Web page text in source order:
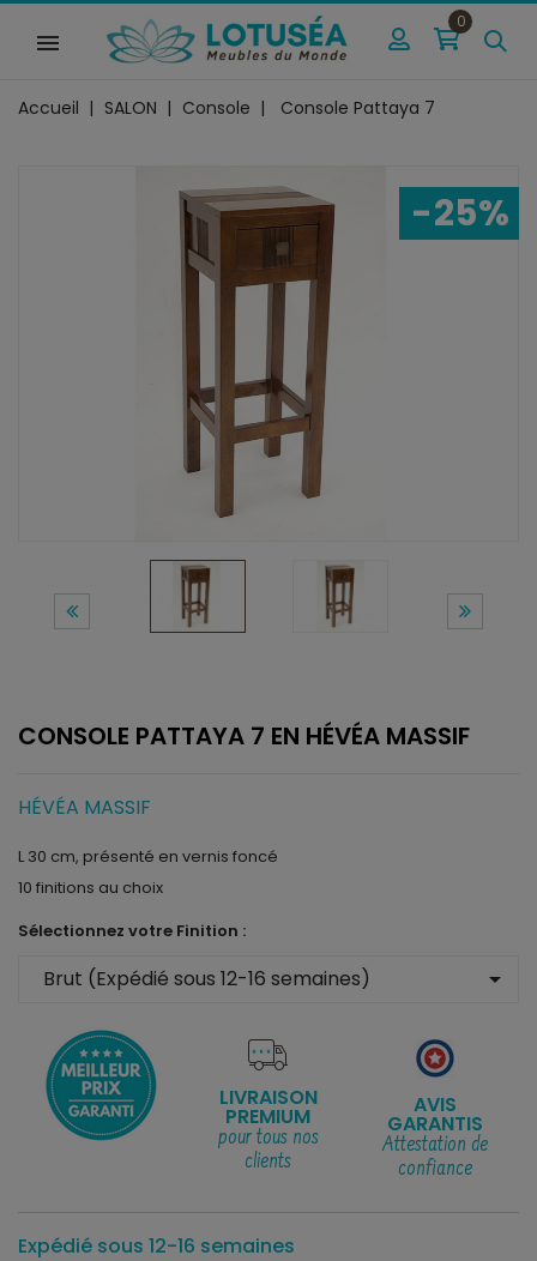
0
Accueil SALON Console Console Pattaya 7
-25%
CONSOLE PATTAYA 7 EN HÉVÉA MASSIF
HÉVÉA MASSIF
L 30 cm, présenté en vernis foncé
10 finitions au choix
Sélectionnez votre Finition :
arrow_drop_down
LIVRAISON
PREMIUM
pour tous nos
clients
AVIS
GARANTIS
Attestation de
confiance
Expédié sous 12-16 semaines